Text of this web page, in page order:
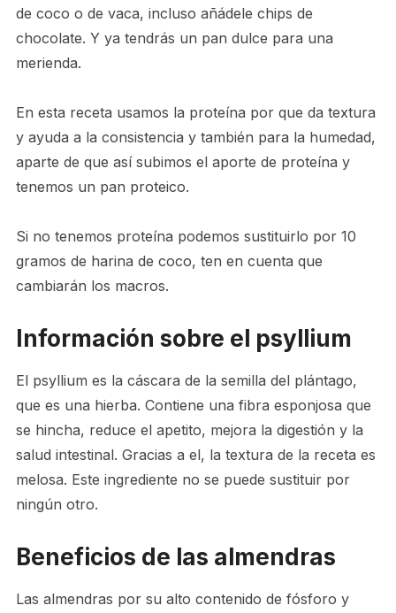
de coco o de vaca, incluso añádele chips de
chocolate. Y ya tendrás un pan dulce para una
merienda.
En esta receta usamos la proteína por que da textura
y ayuda a la consistencia y también para la humedad,
aparte de que así subimos el aporte de proteína y
tenemos un pan proteico.
Si no tenemos proteína podemos sustituirlo por 10
gramos de harina de coco, ten en cuenta que
cambiarán los macros.
Información sobre el psyllium
El psyllium es la cáscara de la semilla del plántago,
que es una hierba. Contiene una fibra esponjosa que
se hincha, reduce el apetito, mejora la digestión y la
salud intestinal. Gracias a el, la textura de la receta es
melosa. Este ingrediente no se puede sustituir por
ningún otro.
Beneficios de las almendras
Las almendras por su alto contenido de fósforo y